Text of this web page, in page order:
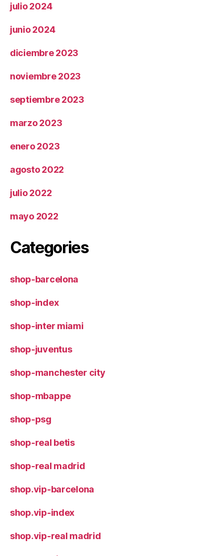
julio 2024
junio 2024
diciembre 2023
noviembre 2023
septiembre 2023
marzo 2023
enero 2023
agosto 2022
julio 2022
mayo 2022
Categories
shop-barcelona
shop-index
shop-inter miami
shop-juventus
shop-manchester city
shop-mbappe
shop-psg
shop-real betis
shop-real madrid
shop.vip-barcelona
shop.vip-index
shop.vip-real madrid